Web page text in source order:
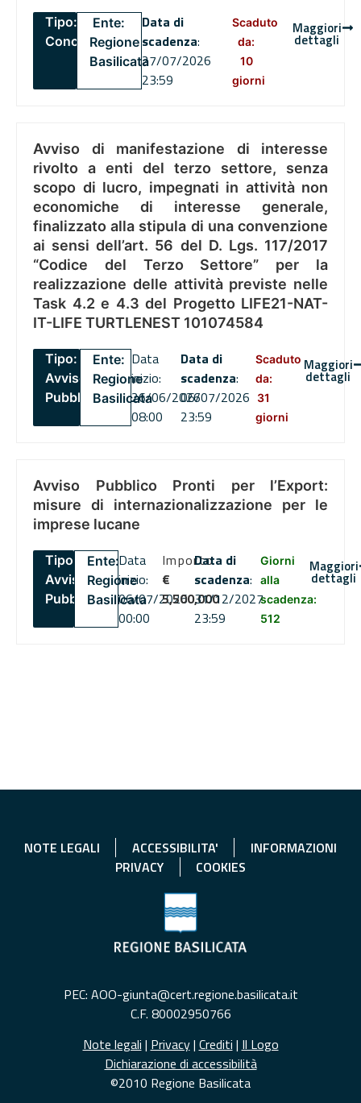
Tipo:
Concorsi
Ente:
Regione
Basilicata
Data di
scadenza:
27/07/2026
23:59
Scaduto
da:
10
giorni
Maggiori
dettagli
Avviso di manifestazione di interesse
rivolto a enti del terzo settore, senza
scopo di lucro, impegnati in attività non
economiche di interesse generale,
finalizzato alla stipula di una convenzione
ai sensi dell’art. 56 del D. Lgs. 117/2017
“Codice del Terzo Settore” per la
realizzazione delle attività previste nelle
Task 4.2 e 4.3 del Progetto LIFE21-NAT-
IT-LIFE TURTLENEST 101074584
Tipo:
Avviso
Pubblico
Ente:
Regione
Basilicata
Data
inizio:
26/06/2026
08:00
Data di
scadenza:
06/07/2026
23:59
Scaduto
da:
31
giorni
Maggiori
dettagli
Avviso Pubblico Pronti per l’Export:
misure di internazionalizzazione per le
imprese lucane
Tipo:
Avviso
Pubblico
Ente:
Regione
Basilicata
Data
inizio:
06/07/2026
00:00
Importo
€
5,500,000
Data di
scadenza:
31/12/2027
23:59
Giorni
alla
scadenza:
512
Maggiori
dettagli
NOTE LEGALI ACCESSIBILITA'
INFORMAZIONI
PRIVACY
COOKIES
PEC: AOO-giunta@cert.regione.basilicata.it
C.F. 80002950766
Note legali | Privacy| Crediti | Il Logo
Dichiarazione di accessibilità
©2010 Regione Basilicata